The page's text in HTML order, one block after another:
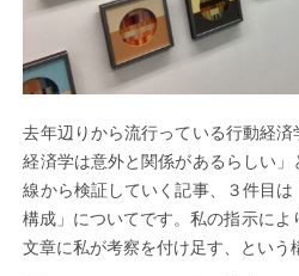
去年辺りから流行っている行動経
経済学は意外と関係があるらしい
線から検証していく記事、３件目
構成」についてです。私の指示によ
文章に私が考察を付け足す、という